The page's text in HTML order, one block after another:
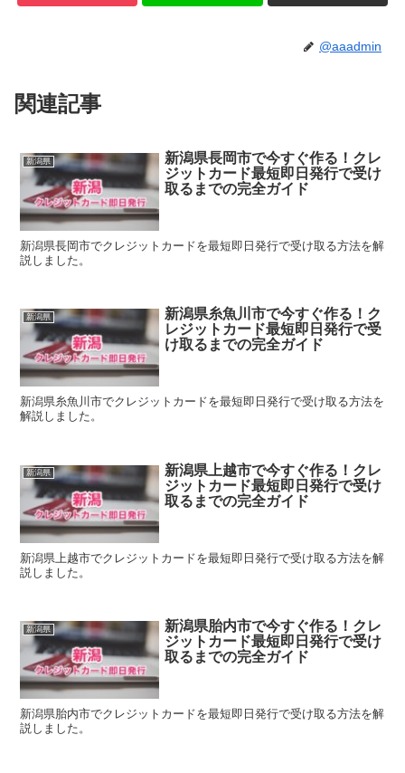
@aaadmin
関連記事
新潟県
新潟県長岡市で今すぐ作る！クレ
ジットカード最短即日発行で受け
取るまでの完全ガイド
新潟県長岡市でクレジットカードを最短即日発行で受け取る方法を解
説しました。
新潟県
新潟県糸魚川市で今すぐ作る！ク
レジットカード最短即日発行で受
け取るまでの完全ガイド
新潟県糸魚川市でクレジットカードを最短即日発行で受け取る方法を
解説しました。
新潟県
新潟県上越市で今すぐ作る！クレ
ジットカード最短即日発行で受け
取るまでの完全ガイド
新潟県上越市でクレジットカードを最短即日発行で受け取る方法を解
説しました。
新潟県
新潟県胎内市で今すぐ作る！クレ
ジットカード最短即日発行で受け
取るまでの完全ガイド
新潟県胎内市でクレジットカードを最短即日発行で受け取る方法を解
説しました。